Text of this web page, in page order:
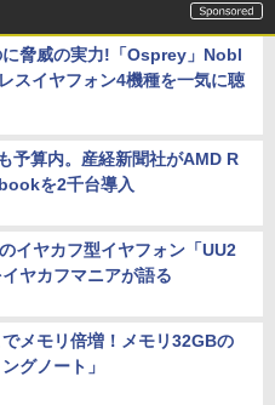
に脅威の実力!「Osprey」Nobl
スイヤフォン4機種を一気に聴
予算内。産経新聞社がAMD R
を2千台導入
イヤカフ型イヤフォン「UU2
ヤカフマニアが語る
メモリ倍増！メモリ32GBの
グノート」